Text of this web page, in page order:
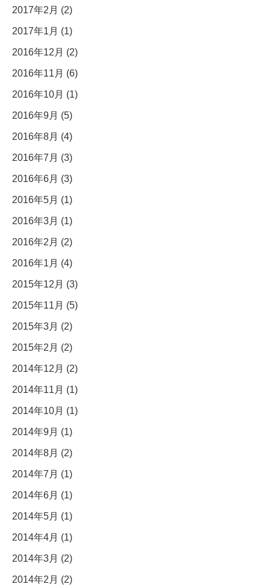
2017年2月 (2)
2017年1月 (1)
2016年12月 (2)
2016年11月 (6)
2016年10月 (1)
2016年9月 (5)
2016年8月 (4)
2016年7月 (3)
2016年6月 (3)
2016年5月 (1)
2016年3月 (1)
2016年2月 (2)
2016年1月 (4)
2015年12月 (3)
2015年11月 (5)
2015年3月 (2)
2015年2月 (2)
2014年12月 (2)
2014年11月 (1)
2014年10月 (1)
2014年9月 (1)
2014年8月 (2)
2014年7月 (1)
2014年6月 (1)
2014年5月 (1)
2014年4月 (1)
2014年3月 (2)
2014年2月 (2)